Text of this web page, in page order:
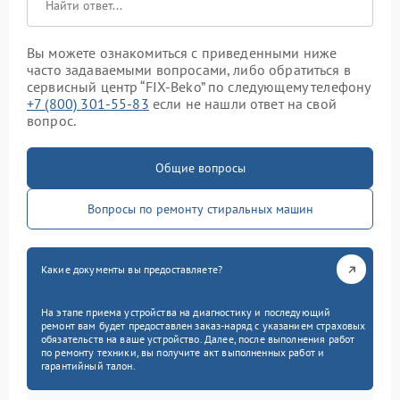
Вы можете ознакомиться с приведенными ниже
часто задаваемыми вопросами, либо обратиться в
сервисный центр “FIX-Beko” по следующему телефону
+7 (800) 301-55-83 если не нашли ответ на свой
вопрос.
Общие вопросы
Вопросы по ремонту стиральных машин
Какие документы вы предоставляете?
На этапе приема устройства на диагностику и последующий
ремонт вам будет предоставлен заказ-наряд с указанием страховых
обязательств на ваше устройство. Далее, после выполнения работ
по ремонту техники, вы получите акт выполненных работ и
гарантийный талон.